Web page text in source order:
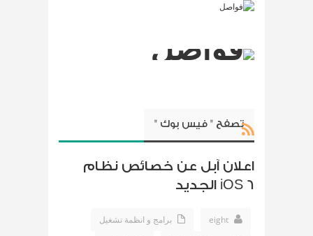
تصفح " فيس بوك "
اعلان آبل عن خصائص نظام
iOS 6 الجديد
eight
برامج و انظمة تشغيل